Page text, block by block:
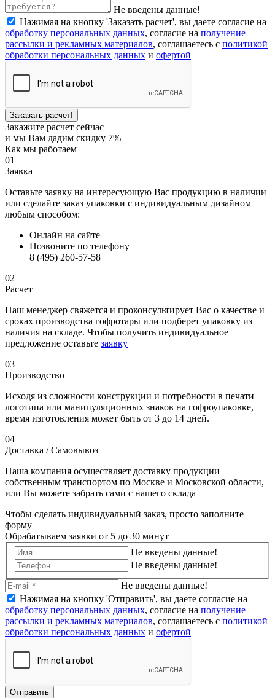
Не введены данные!
Нажимая на кнопку 'Заказать расчет', вы даете согласие на
обработку персональных данных, согласие на получение
рассылки и рекламных материалов, соглашаетесь c политикой
обработки персональных данных и офертой
Заказать расчет!
Закажите расчет сейчас
и мы Вам дадим скидку 7%
Как мы работаем
01
Заявка
Оставьте заявку на интересующую Вас продукцию в наличии
или сделайте заказ упаковки с индивидуальным дизайном
любым способом:
Онлайн на сайте
Позвоните по телефону
8 (495) 260-57-58
02
Расчет
Наш менеджер свяжется и проконсультирует Вас о качестве и
сроках производства гофротары или подберет упаковку из
наличия на складе. Чтобы получить индивидуальное
предложение оставьте заявку
03
Производство
Исходя из сложности конструкции и потребности в печати
логотипа или манипуляционных знаков на гофроупаковке,
время изготовления может быть от 3 до 14 дней.
04
Доставка / Самовывоз
Наша компания осуществляет доставку продукции
собственным транспортом по Москве и Московской области,
или Вы можете забрать сами с нашего склада
Чтобы сделать индивидуальный заказ, просто заполните
форму
Обрабатываем заявки от 5 до 30 минут
Не введены данные!
Не введены данные!
Не введены данные!
Нажимая на кнопку 'Отправить', вы даете согласие на
обработку персональных данных, согласие на получение
рассылки и рекламных материалов, соглашаетесь c политикой
обработки персональных данных и офертой
Отправить